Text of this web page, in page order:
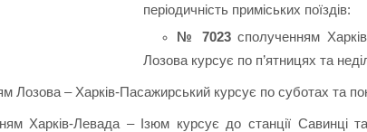
періодичність приміських поїздів:
№ 7023 сполученням
Лозова курсує по п’ятницях та
Лозова – Харків-Пасажирський курсує по суботах та
Харків-Левада – Ізюм курсує до станції Савинці